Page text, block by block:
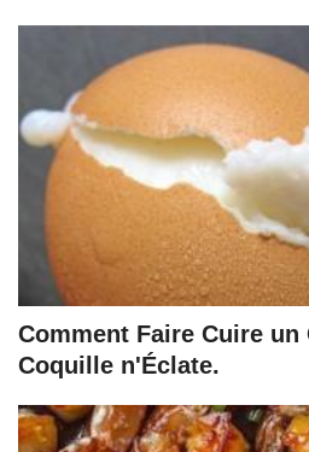
Comment Faire Cuire un
Coquille n'Éclate.